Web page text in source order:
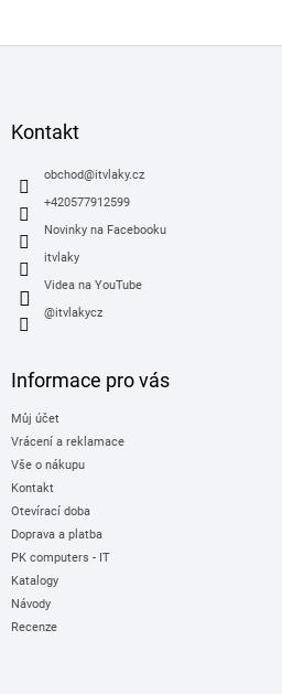
Kontakt
obchod@itvlaky.cz
+420577912599
Novinky na Facebooku
itvlaky
Videa na YouTube
@itvlakycz
Informace pro vás
Můj účet
Vrácení a reklamace
Vše o nákupu
Kontakt
Otevírací doba
Doprava a platba
PK computers - IT
Katalogy
Návody
Recenze